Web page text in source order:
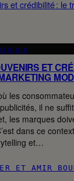
ET
les
il ne
les marques
dans ce
et…
ET AMIR